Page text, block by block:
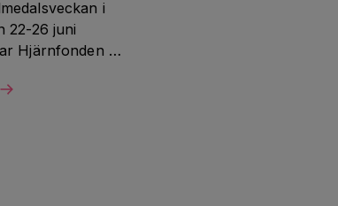
i
22-26 juni
Hjärnfonden
om